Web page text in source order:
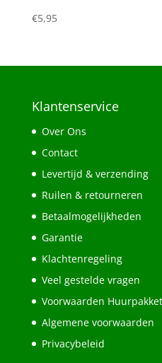
€5,95
Klantenservice
Over Ons
Contact
Levertijd & verzending
Ruilen & retourneren
Betaalmogelijkheden
Garantie
Klachtenregeling
Veel gestelde vragen
Voorwaarden Huurpakket
Algemene voorwaarden
Privacybeleid